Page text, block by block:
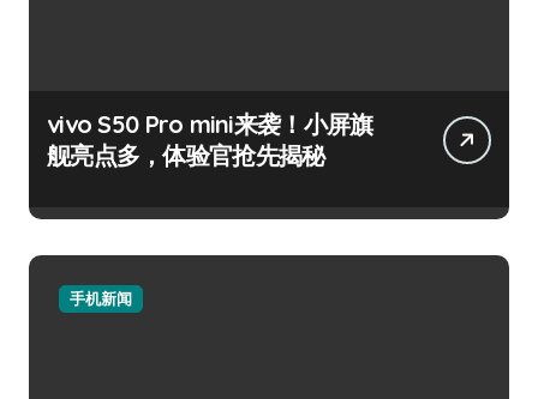
vivo S50 Pro mini来袭！小屏旗
舰亮点多，体验官抢先揭秘
手机新闻